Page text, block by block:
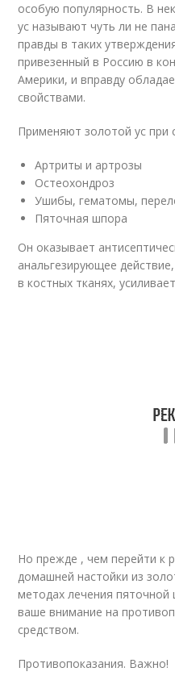
особую популярность. В
ус называют чуть ли не
правды в таких
привезенный в Россию в
Америки, и вправду
свойствами.
Применяют золотой ус при
Артриты и артрозы
Остеохондроз
Ушибы, гематомы,
Пяточная шпора
Он оказывает
анальгезирующее
в костных тканях,
Но прежде , чем перейти к
домашней настойки из
методах лечения
ваше внимание на
средством.
Противопоказания. Важно!